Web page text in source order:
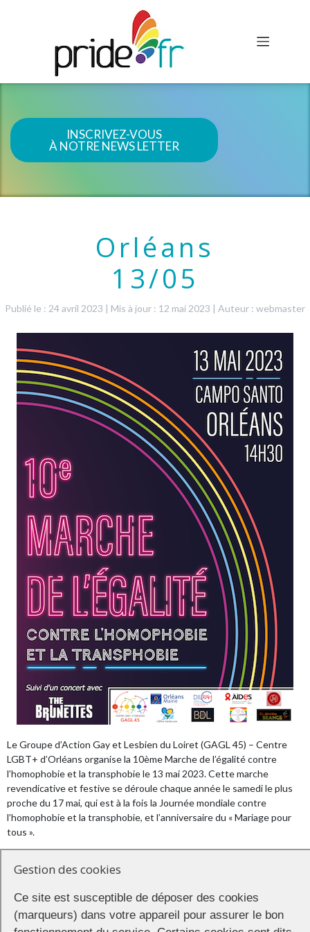
INSCRIVEZ-VOUS
À NOTRE NEWS LETTER
Orléans
13/05
Publié le : 24 avril 2023 | Mis à jour : 12 mai 2023 | Auteur : webmaster
LeGroupe d’Action Gay et Lesbien du Loiret (GAGL 45) – Centre
LGBT+ d’Orléans organise la 10ème Marche de l’égalité contre
l’homophobie et la transphobie le 13 mai 2023. Cette marche
revendicative et festive se déroule chaque année le samedi le plus
proche du 17 mai, qui est à la fois la Journée mondiale contre
l’homophobie et la transphobie, et l’anniversaire du « Mariage pour
tous ».
La Marche
Rendez-vous dès 14h30 au Campo Santo d’Orléans pour la
formation du cortège.
Gestion des cookies
Ce site est susceptible de déposer des cookies
(marqueurs) dans votre appareil pour assurer le bon